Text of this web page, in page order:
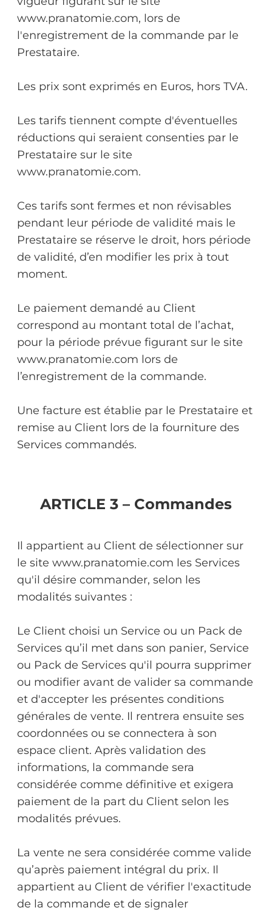
www.pranatomie.com, lors de
l'enregistrement de la commande par le
Prestataire.
Les prix sont exprimés en Euros, hors TVA.
Les tarifs tiennent compte d'éventuelles
réductions qui seraient consenties par le
Prestataire sur le site
www.pranatomie.com.
Ces tarifs sont fermes et non révisables
pendant leur période de validité mais le
Prestataire se réserve le droit, hors période
de validité, d’en modifier les prix à tout
moment.
Le paiement demandé au Client
correspond au montant total de l’achat,
pour la période prévue figurant sur le site
www.pranatomie.com lors de
l’enregistrement de la commande.
Une facture est établie par le Prestataire et
remise au Client lors de la fourniture des
Services commandés.
ARTICLE 3 – Commandes
Il appartient au Client de sélectionner sur
le site www.pranatomie.com les Services
qu'il désire commander, selon les
modalités suivantes :
Le Client choisi un Service ou un Pack de
Services qu’il met dans son panier, Service
ou Pack de Services qu'il pourra supprimer
ou modifier avant de valider sa commande
et d'accepter les présentes conditions
générales de vente. Il rentrera ensuite ses
coordonnées ou se connectera à son
espace client. Après validation des
informations, la commande sera
considérée comme définitive et exigera
paiement de la part du Client selon les
modalités prévues.
La vente ne sera considérée comme valide
qu’après paiement intégral du prix. Il
appartient au Client de vérifier l'exactitude
de la commande et de signaler